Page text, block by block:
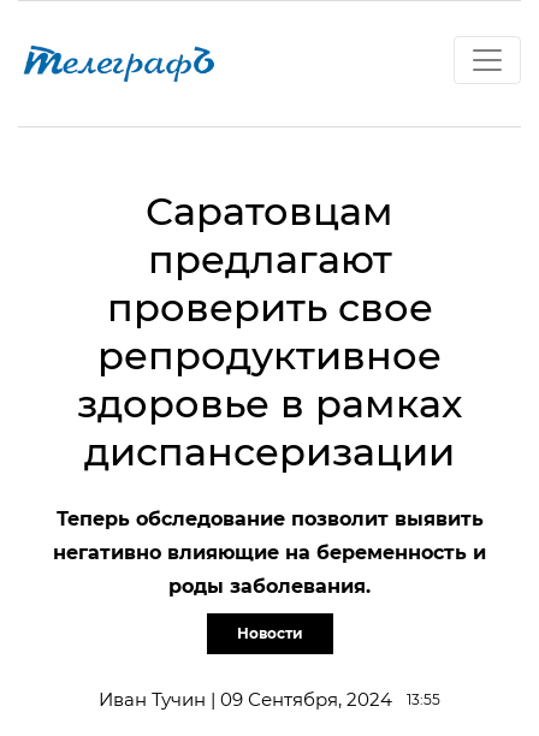
Саратовцам
предлагают
проверить свое
репродуктивное
здоровье в рамках
диспансеризации
Теперь обследование позволит выявить
негативно влияющие на беременность и
роды заболевания.
Новости
Иван Тучин | 09 Сентября, 2024 13:55